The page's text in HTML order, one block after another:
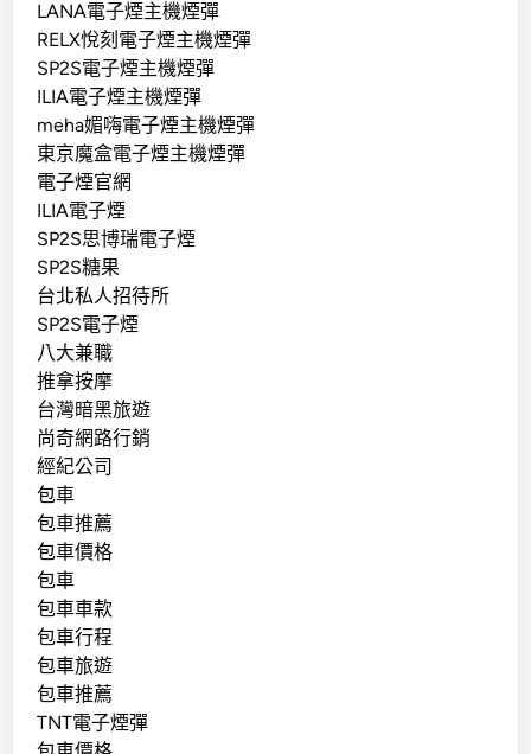
LANA電子煙主機煙彈
RELX悅刻電子煙主機煙彈
SP2S電子煙主機煙彈
ILIA電子煙主機煙彈
meha媚嗨電子煙主機煙彈
東京魔盒電子煙主機煙彈
電子煙官網
ILIA電子煙
SP2S思博瑞電子煙
SP2S糖果
台北私人招待所
SP2S電子煙
八大兼職
推拿按摩
台灣暗黑旅遊
尚奇網路行銷
經紀公司
包車
包車推薦
包車價格
包車
包車車款
包車行程
包車旅遊
包車推薦
TNT電子煙彈